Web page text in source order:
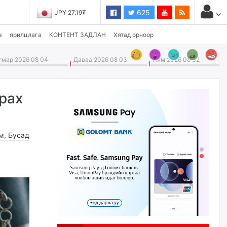
JPY 27.19₮ 625
ярилцлага КОНТЕНТ ЗАДЛАН Хятад орноор
2026 08 04 Даваа 2026 08 03 Ням 2026 08 02
, Бусад